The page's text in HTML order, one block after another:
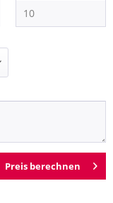
Preis berechnen